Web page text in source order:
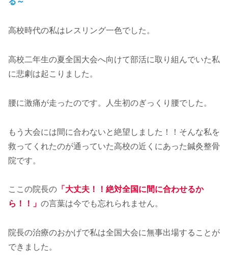
高校時代の私はレスリング一色でした。
高校二年生の夏全国大会へ向けて部活に取り組んでいた私
に悲劇は起こりました。
腰に激痛が走ったのです。人生初のぎっくり腰でした。
もう大会には間に合わないと絶望しました！！そんな私を
救ってくれたのが通っていた高校の近くにあった鍼灸整骨
院です。
ここの院長の 「大丈夫！！絶対全国に間に合わせるか
ら！！」 の言葉は今でも忘れられません。
院長の治療のおかげで私は全国大会に無事出場することが
できました。